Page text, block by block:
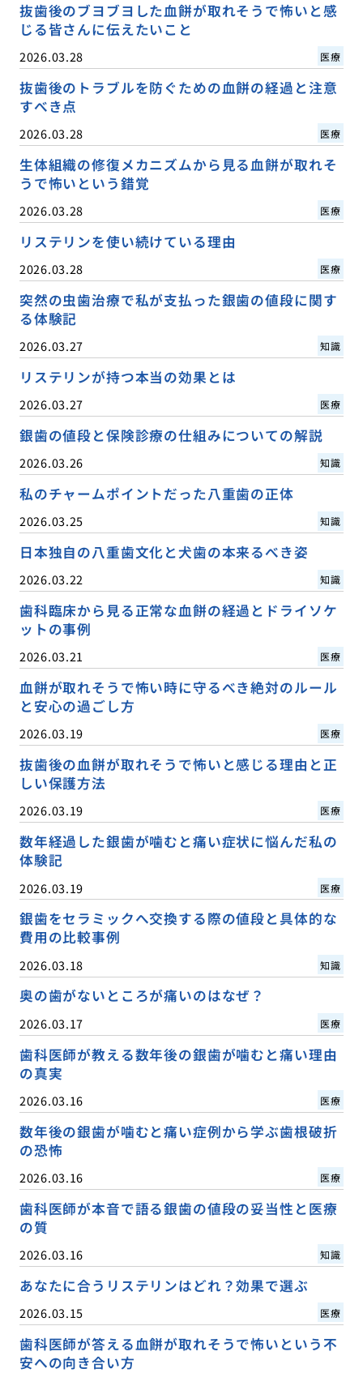
抜歯後のブヨブヨした血餅が取れそうで怖いと感
じる皆さんに伝えたいこと
2026.03.28 医療
抜歯後のトラブルを防ぐための血餅の経過と注意
すべき点
2026.03.28 医療
生体組織の修復メカニズムから見る血餅が取れそ
うで怖いという錯覚
2026.03.28 医療
リステリンを使い続けている理由
2026.03.28 医療
突然の虫歯治療で私が支払った銀歯の値段に関す
る体験記
2026.03.27 知識
リステリンが持つ本当の効果とは
2026.03.27 医療
銀歯の値段と保険診療の仕組みについての解説
2026.03.26 知識
私のチャームポイントだった八重歯の正体
2026.03.25 知識
日本独自の八重歯文化と犬歯の本来るべき姿
2026.03.22 知識
歯科臨床から見る正常な血餅の経過とドライソケ
ットの事例
2026.03.21 医療
血餅が取れそうで怖い時に守るべき絶対のルール
と安心の過ごし方
2026.03.19 医療
抜歯後の血餅が取れそうで怖いと感じる理由と正
しい保護方法
2026.03.19 医療
数年経過した銀歯が噛むと痛い症状に悩んだ私の
体験記
2026.03.19 医療
銀歯をセラミックへ交換する際の値段と具体的な
費用の比較事例
2026.03.18 知識
奥の歯がないところが痛いのはなぜ？
2026.03.17 医療
歯科医師が教える数年後の銀歯が噛むと痛い理由
の真実
2026.03.16 医療
数年後の銀歯が噛むと痛い症例から学ぶ歯根破折
の恐怖
2026.03.16 医療
歯科医師が本音で語る銀歯の値段の妥当性と医療
の質
2026.03.16 知識
あなたに合うリステリンはどれ？効果で選ぶ
2026.03.15 医療
歯科医師が答える血餅が取れそうで怖いという不
安への向き合い方